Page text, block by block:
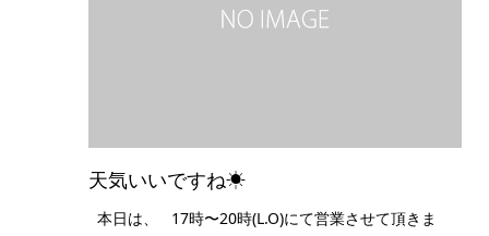
天気いいですね☀
本日は、 17時〜20時(L.O)にて営業させて頂きま